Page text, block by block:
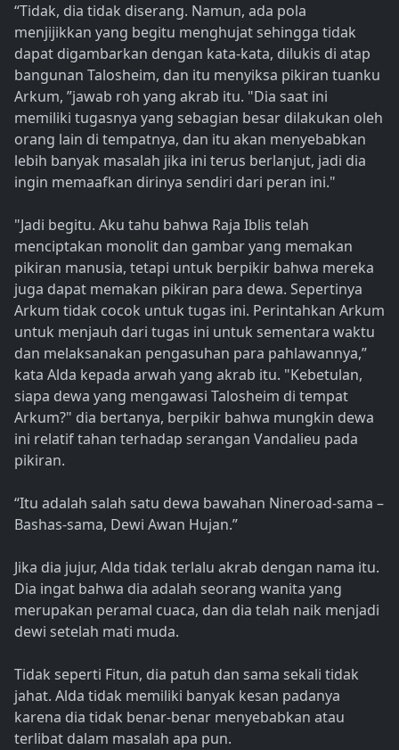
“Tidak, dia tidak diserang. Namun, ada pola
menjijikkan yang begitu menghujat sehingga tidak
dapat digambarkan dengan kata-kata, dilukis di atap
bangunan Talosheim, dan itu menyiksa pikiran tuanku
Arkum, ”jawab roh yang akrab itu. "Dia saat ini
memiliki tugasnya yang sebagian besar dilakukan oleh
orang lain di tempatnya, dan itu akan menyebabkan
lebih banyak masalah jika ini terus berlanjut, jadi dia
ingin memaafkan dirinya sendiri dari peran ini."
"Jadi begitu. Aku tahu bahwa Raja Iblis telah
menciptakan monolit dan gambar yang memakan
pikiran manusia, tetapi untuk berpikir bahwa mereka
juga dapat memakan pikiran para dewa. Sepertinya
Arkum tidak cocok untuk tugas ini. Perintahkan Arkum
untuk menjauh dari tugas ini untuk sementara waktu
dan melaksanakan pengasuhan para pahlawannya,”
kata Alda kepada arwah yang akrab itu. "Kebetulan,
siapa dewa yang mengawasi Talosheim di tempat
Arkum?" dia bertanya, berpikir bahwa mungkin dewa
ini relatif tahan terhadap serangan Vandalieu pada
pikiran.
“Itu adalah salah satu dewa bawahan Nineroad-sama –
Bashas-sama, Dewi Awan Hujan.”
Jika dia jujur, Alda tidak terlalu akrab dengan nama itu.
Dia ingat bahwa dia adalah seorang wanita yang
merupakan peramal cuaca, dan dia telah naik menjadi
dewi setelah mati muda.
Tidak seperti Fitun, dia patuh dan sama sekali tidak
jahat. Alda tidak memiliki banyak kesan padanya
karena dia tidak benar-benar menyebabkan atau
terlibat dalam masalah apa pun.